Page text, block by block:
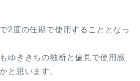
2度の任期で使用することとなっ
ゆききちの独断と偏見で使用感
と思います。